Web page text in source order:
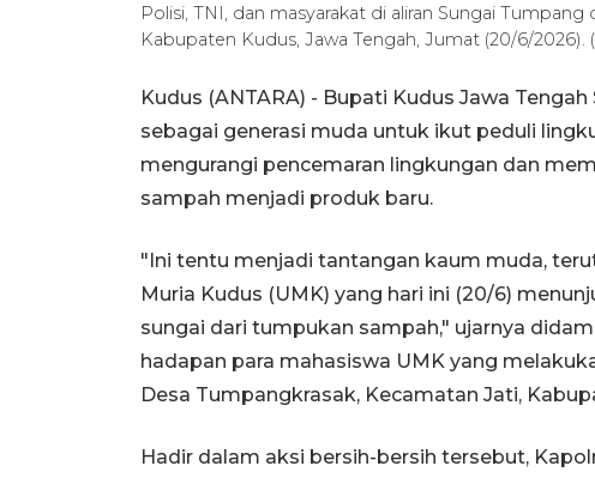
Polisi, TNI, dan masyarakat di aliran Sungai
Kabupaten Kudus, Jawa Tengah, Jumat (20/6/2026).
Kudus (ANTARA) - Bupati Kudus Jawa
sebagai generasi muda untuk ikut peduli
mengurangi pencemaran lingkungan dan
sampah menjadi produk baru.
"Ini tentu menjadi tantangan kaum muda,
Muria Kudus (UMK) yang hari ini (20/6)
sungai dari tumpukan sampah," ujarnya
hadapan para mahasiswa UMK yang
Desa Tumpangkrasak, Kecamatan Jati,
Hadir dalam aksi bersih-bersih tersebut,